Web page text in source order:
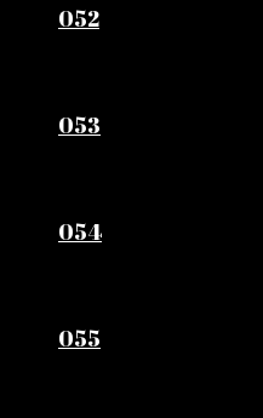
052
053
054
055